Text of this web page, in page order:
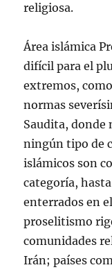
religiosa.
Área islámica
difícil para el
extremos,
normas
Saudita,
ningún tipo de
islámicos son
categoría,
enterrados en
proselitismo
comunidades
Irán; países